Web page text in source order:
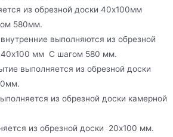
из обрезной доски 40х100мм
580мм.
выполняются из обрезной
40х100 мм С шагом 580 мм.
выполняется из обрезной доски
из обрезной доски камерной
из обрезной доски 20х100 мм.